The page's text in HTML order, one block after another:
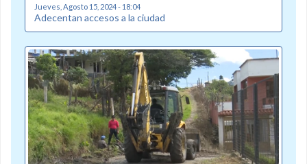
Jueves, Agosto 15, 2024 - 18:04
Adecentan accesos a la ciudad